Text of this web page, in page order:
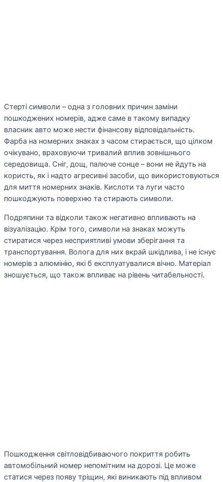
Стерті символи – одна з головних причин заміни
пошкоджених номерів, адже саме в такому випадку
власник авто може нести фінансову відповідальність.
Фарба на номерних знаках з часом стирається, що цілком
очікувано, враховуючи тривалий вплив зовнішнього
середовища. Сніг, дощ, палюче сонце – вони не йдуть на
користь, як і надто агресивні засоби, що використовуються
для миття номерних знаків. Кислоти та луги часто
пошкоджують поверхню та стирають символи.
Подряпини та відколи також негативно впливають на
візуалізацію. Крім того, символи на знаках можуть
стиратися через несприятливі умови зберігання та
транспортування. Волога для них вкрай шкідлива, і не існує
номерів з алюмінію, які б експлуатувалися вічно. Матеріал
зношується, що також впливає на рівень читабельності.
Пошкодження світловідбиваючого покриття робить
автомобільний номер непомітним на дорозі. Це може
статися через появу тріщин, які виникають під впливом